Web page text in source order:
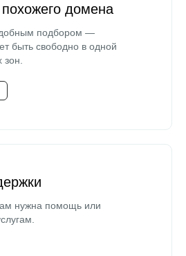
похожего домена
подбором —
быть свободно в одной
нужна помощь или